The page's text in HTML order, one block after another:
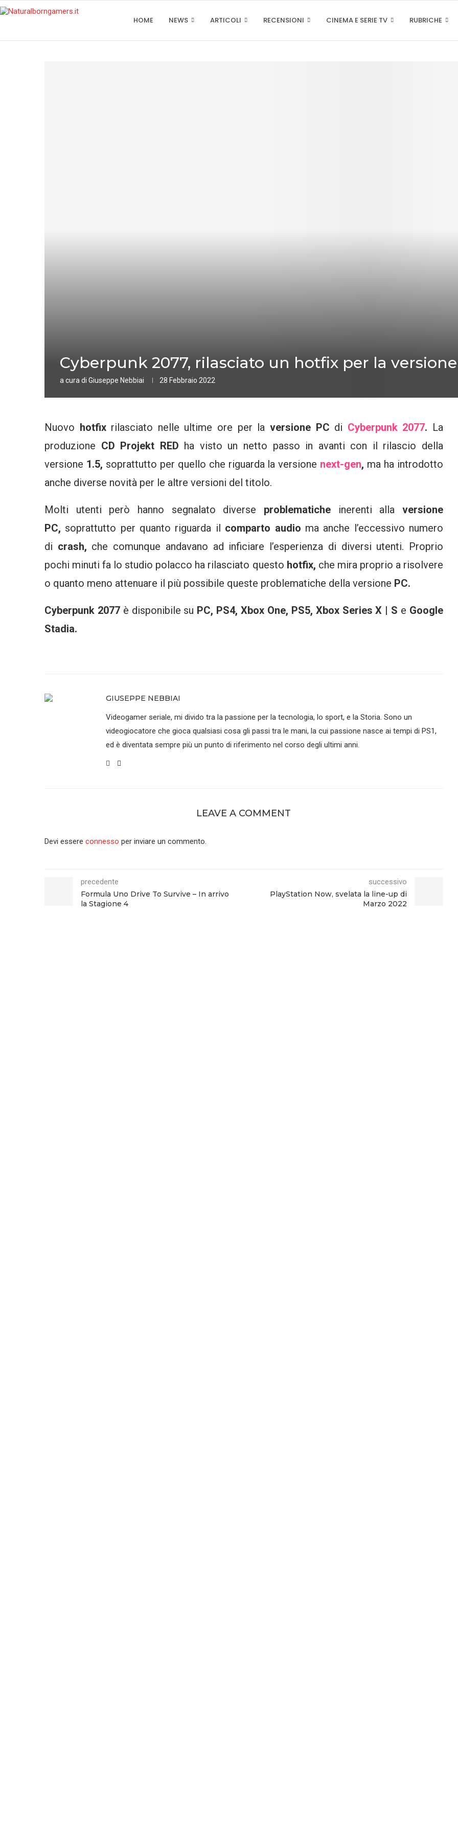
HOME NEWS ARTICOLI RECENSIONI CINEMA E SERIE TV RUBRICHE
Cyberpunk 2077, rilasciato un hotfix per la versione
a cura di Giuseppe Nebbiai 28 Febbraio 2022
Nuovo hotfix rilasciato nelle ultime ore per la versione PC di Cyberpunk 2077. La
produzione CD Projekt RED ha visto un netto passo in avanti con il rilascio della
versione 1.5, soprattutto per quello che riguarda la versione next-gen, ma ha introdotto
anche diverse novità per le altre versioni del titolo.
Molti utenti però hanno segnalato diverse problematiche inerenti allaversione
PC, soprattutto per quanto riguarda il comparto audio ma anche l’eccessivo numero
di crash, che comunque andavano ad inficiare l’esperienza di diversi utenti. Proprio
pochi minuti fa lo studio polacco ha rilasciato questo hotfix, che mira proprio a risolvere
o quanto meno attenuare il più possibile queste problematiche della versione PC.
Cyberpunk 2077 è disponibile su PC, PS4, Xbox One, PS5, Xbox Series X | S e Google
Stadia.
GIUSEPPE NEBBIAI
Videogamer seriale, mi divido tra la passione per la tecnologia, lo sport, e la Storia. Sono un
videogiocatore che gioca qualsiasi cosa gli passi tra le mani, la cui passione nasce ai tempi di PS1,
ed è diventata sempre più un punto di riferimento nel corso degli ultimi anni.
LEAVE A COMMENT
Devi essere connesso per inviare un commento.
precedente
Formula Uno Drive To Survive – In arrivo
la Stagione 4
successivo
PlayStation Now, svelata la line-up di
Marzo 2022